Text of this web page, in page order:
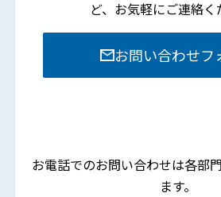
ど、 お気軽にご連絡く
お問い合わせフ
お電話でのお問い合わせは各部
ます。